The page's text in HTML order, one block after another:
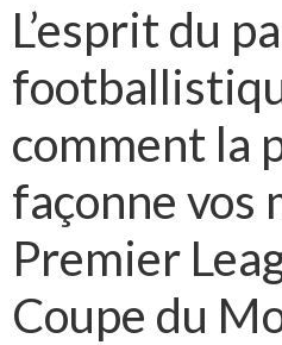
L’esprit du
comment la
façonne vos
Premier
Coupe du